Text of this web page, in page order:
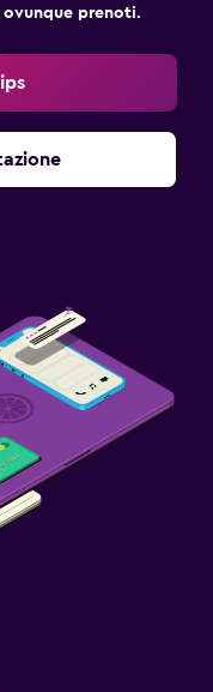
ovunque prenoti.